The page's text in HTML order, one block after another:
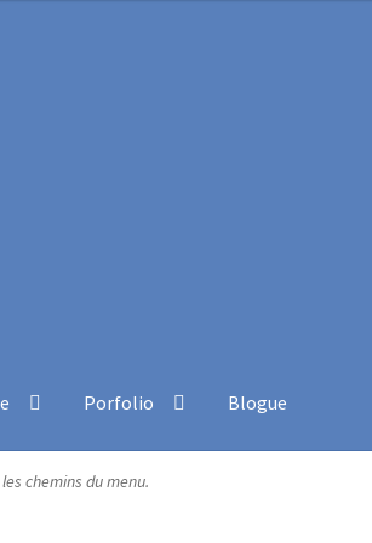
Porfolio Blogue
CommandeContact
chemins du menu.